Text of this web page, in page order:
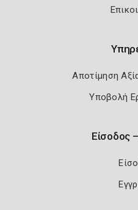
Αποτίμηση
Υποβολή
Είσοδος